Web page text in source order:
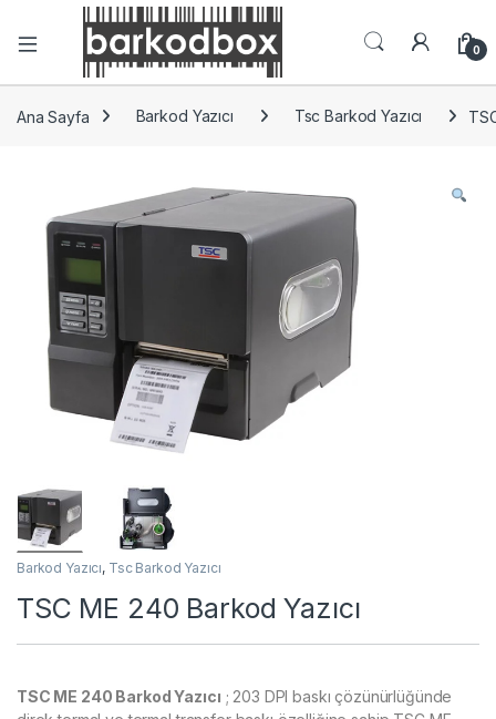
0
Ana Sayfa Barkod Yazıcı Tsc Barkod Yazıcı
Barkod Yazıcı, Tsc Barkod Yazıcı
TSC ME 240 Barkod Yazıcı
TSC ME 240 Barkod Yazıcı ; 203 DPI baskı çözünürlüğünde